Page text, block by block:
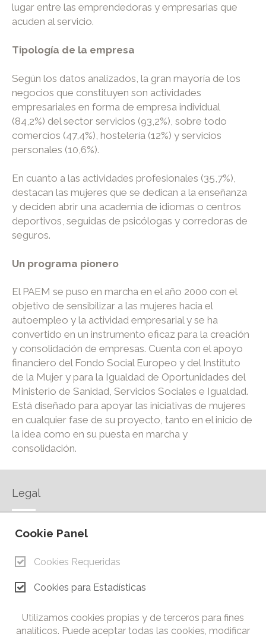
lugar entre las emprendedoras y empresarias que
acuden al servicio.
Tipología de la empresa
Según los datos analizados, la gran mayoría de los
negocios que constituyen son actividades
empresariales en forma de empresa individual
(84,2%) del sector servicios (93,2%), sobre todo
comercios (47,4%), hostelería (12%) y servicios
personales (10,6%).
En cuanto a las actividades profesionales (35,7%),
destacan las mujeres que se dedican a la enseñanza
y deciden abrir una academia de idiomas o centros
deportivos, seguidas de psicólogas y corredoras de
seguros.
Un programa pionero
El PAEM se puso en marcha en el año 2000 con el
objetivo de sensibilizar a las mujeres hacia el
autoempleo y la actividad empresarial y se ha
convertido en un instrumento eficaz para la creación
y consolidación de empresas. Cuenta con el apoyo
financiero del Fondo Social Europeo y del Instituto
de la Mujer y para la Igualdad de Oportunidades del
Ministerio de Sanidad, Servicios Sociales e Igualdad.
Está diseñado para apoyar las iniciativas de mujeres
en cualquier fase de su proyecto, tanto en el inicio de
la idea como en su puesta en marcha y
consolidación.
Legal
AVISO LEGAL
CONTACTO
Cámara de Comercio e Industria de Ciudad Real. Todos los
derechos reservados. Prohibida la reproducción total o parcial
Cookie Panel
Cookies Requeridas
Cookies para Estadísticas
Utilizamos cookies propias y de terceros para fines
analíticos. Puede aceptar todas las cookies, modificar